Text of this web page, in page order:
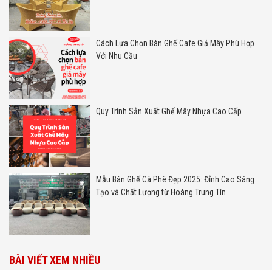
Cách Lựa Chọn Bàn Ghế Cafe Giả Mây Phù Hợp
Với Nhu Cầu
Quy Trình Sản Xuất Ghế Mây Nhựa Cao Cấp
Mẫu Bàn Ghế Cà Phê Đẹp 2025: Đỉnh Cao Sáng
Tạo và Chất Lượng từ Hoàng Trung Tín
BÀI VIẾT XEM NHIỀU